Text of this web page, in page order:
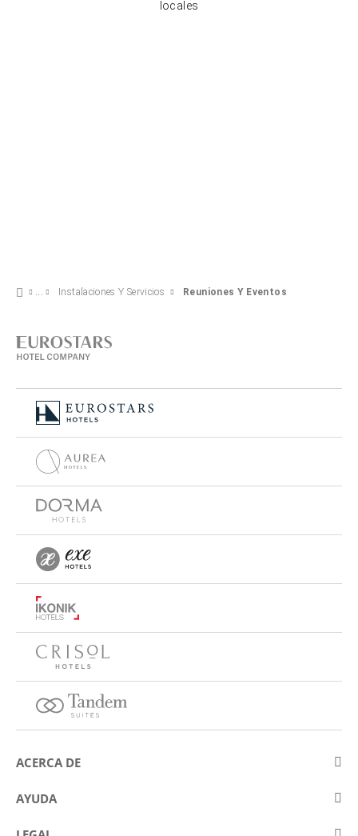
locales
Instalaciones Y Servicios Reuniones Y Eventos
ACERCA DE
Sobre Eurostars Hotel Company
AYUDA
Contactar